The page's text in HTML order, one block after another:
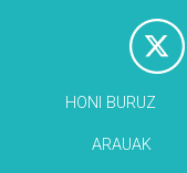
HONI BURUZ
ARAUAK